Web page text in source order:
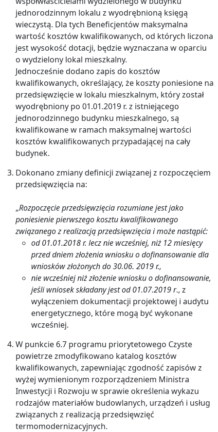
jednorodzinnym lokalu z wyodrębnioną księgą
wieczystą. Dla tych Beneficjentów maksymalna
wartość kosztów kwalifikowanych, od których liczona
jest wysokość dotacji, będzie wyznaczana w oparciu
o wydzielony lokal mieszkalny.
Jednocześnie dodano zapis do kosztów
kwalifikowanych, określający, że koszty poniesione na
przedsięwzięcie w lokalu mieszkalnym, który został
wyodrębniony po 01.01.2019 r. z istniejącego
jednorodzinnego budynku mieszkalnego, są
kwalifikowane w ramach maksymalnej wartości
kosztów kwalifikowanych przypadającej na cały
budynek.
Dokonano zmiany definicji związanej z rozpoczęciem
przedsięwzięcia na:
„Rozpoczęcie przedsięwzięcia rozumiane jest jako
poniesienie pierwszego kosztu kwalifikowanego
związanego z realizacją przedsięwzięcia i może nastąpić:
od 01.01.2018 r. lecz nie wcześniej, niż 12 miesięcy
przed dniem złożenia wniosku o dofinansowanie dla
wniosków złożonych do 30.06. 2019 r.,
nie wcześniej niż złożenie wniosku o dofinansowanie,
jeśli wniosek składany jest od 01.07.2019 r., z
wyłączeniem dokumentacji projektowej i audytu
energetycznego, które mogą być wykonane
wcześniej.
W punkcie 6.7 programu priorytetowego Czyste
powietrze zmodyfikowano katalog kosztów
kwalifikowanych, zapewniając zgodność zapisów z
wyżej wymienionym rozporządzeniem Ministra
Inwestycji i Rozwoju w sprawie określenia wykazu
rodzajów materiałów budowlanych, urządzeń i usług
związanych z realizacją przedsięwzięć
termomodernizacyjnych.